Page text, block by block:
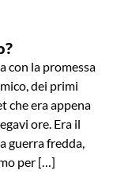
con la promessa
dei primi
che era appena
ore. Era il
guerra fredda,
per […]